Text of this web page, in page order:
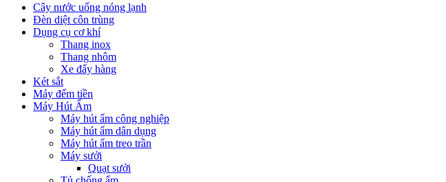
Cây nước uống nóng lạnh
Đèn diệt côn trùng
Dụng cụ cơ khí
Thang inox
Thang nhôm
Xe đẩy hàng
Két sắt
Máy đếm tiền
Máy Hút Ẩm
Máy hút ẩm công nghiệp
Máy hút ẩm dân dụng
Máy hút ẩm treo trần
Máy sưởi
Quạt sưởi